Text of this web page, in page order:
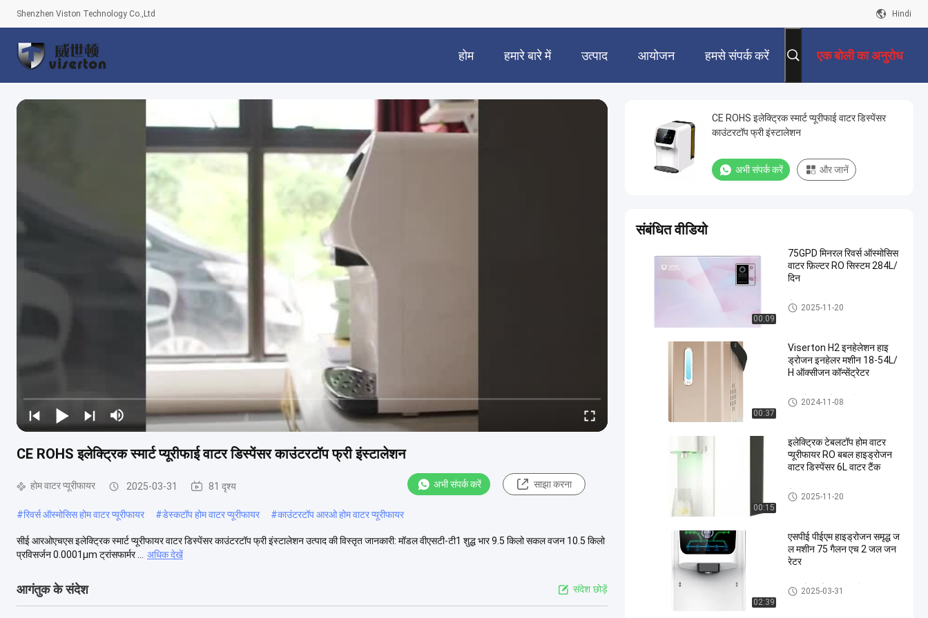
Shenzhen Viston Technology Co.,Ltd Hindi
होम हमारे बारे में उत्पाद आयोजन हमसे संपर्क करें एक बोली का अनुरोध
CE ROHS इलेक्ट्रिक स्मार्ट प्यूरीफाई वाटर डिस्पेंसर काउंटरटॉप फ्री इंस्टालेशन
होम वाटर प्यूरीफायर 2025-03-31 81 दृश्य अभी संपर्क करें साझा करना
#रिवर्स ऑस्मोसिस होम वाटर प्यूरीफायर #डेस्कटॉप होम वाटर प्यूरीफायर #काउंटरटॉप आरओ होम वाटर प्यूरीफायर
सीई आरओएचएस इलेक्ट्रिक स्मार्ट प्यूरीफायर वाटर डिस्पेंसर काउंटरटॉप फ्री इंस्टालेशन उत्पाद की विस्तृत जानकारी: मॉडल वीएसटी-टी1 शुद्ध भार 9.5 किलो सकल वजन 10.5 किलो
प्रविसर्जन 0.0001μm ट्रांसफार्मर ...
अधिक देखें
आगंतुक के संदेश संदेश छोड़ें
CE ROHS इलेक्ट्रिक स्मार्ट प्यूरीफाई वाटर डिस्पेंसर
काउंटरटॉप फ्री इंस्टालेशन
अभी संपर्क करें और जानें
संबंधित वीडियो
00:09
75GPD मिनरल रिवर्स ऑस्मोसिस
वाटर फ़िल्टर RO सिस्टम 284L/
दिन
होम वाटर प्यूरीफायर
2025-11-20
00:37
Viserton H2 इनहेलेशन हाइ
ड्रोजन इनहेलर मशीन 18-54L/
H ऑक्सीजन कॉन्सेंट्रेटर
हाइड्रोजन इनहेलर मशीन
2024-11-08
00:15
इलेक्ट्रिक टेबलटॉप होम वाटर
प्यूरीफायर RO बबल हाइड्रोजन
वाटर डिस्पेंसर 6L वाटर टैंक
होम वाटर प्यूरीफायर
2025-11-20
02:39
एसपीई पीईएम हाइड्रोजन समृद्ध ज
ल मशीन 75 गैलन एच 2 जल जन
रेटर
हाइड्रोजन रिच वाटर मशीन
2025-03-31